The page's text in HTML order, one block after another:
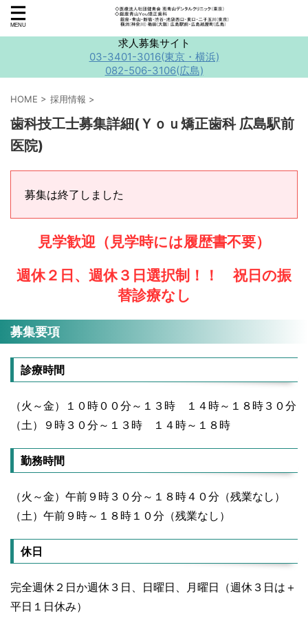
求人募集サイト
03-3401-3016(東京・横浜)
082-506-3106(広島)
HOME > 採用情報 >
歯科技工士募集詳細(Ｙｏｕ矯正歯科 広島駅前
医院)
募集は終了しました
見学歓迎（見学時には履歴書不要）
週休２日、週休３日選択制！！ 祝日の振
替診療なし
募集要項
診療時間
（火～金）１０時００分～１３時 １４時～１８時３０分
（土）９時３０分～１３時 １４時～１８時
勤務時間
（火～金）午前９時３０分～１８時４０分（残業なし）
（土）午前９時～１８時１０分（残業なし）
休日
完全週休２日か週休３日、日曜日、月曜日（週休３日は＋
平日１日休み）